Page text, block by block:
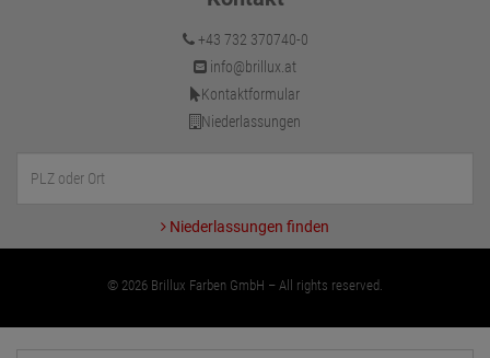
+43 732 370740-0
info@brillux.at
Kontaktformular
Niederlassungen
Niederlassungen finden
© 2026 Brillux Farben GmbH – All rights reserved.